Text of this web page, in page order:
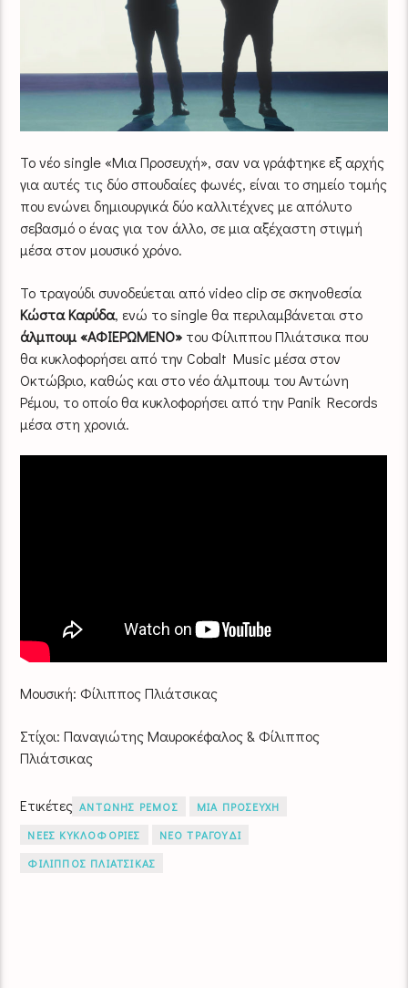
Το νέο single «Μια Προσευχή», σαν να γράφτηκε εξ αρχής
για αυτές τις δύο σπουδαίες φωνές, είναι το σημείο τομής
που ενώνει δημιουργικά δύο καλλιτέχνες με απόλυτο
σεβασμό ο ένας για τον άλλο, σε μια αξέχαστη στιγμή
μέσα στον μουσικό χρόνο.
Το τραγούδι συνοδεύεται από video clip σε σκηνοθεσία
Κώστα Καρύδα, ενώ το single θα περιλαμβάνεται στο
άλμπουμ «ΑΦΙΕΡΩΜΕΝΟ» του Φίλιππου Πλιάτσικα που
θα κυκλοφορήσει από την Cobalt Music μέσα στον
Οκτώβριο, καθώς και στο νέο άλμπουμ του Αντώνη
Ρέμου, το οποίο θα κυκλοφορήσει από την Panik Records
μέσα στη χρονιά.
Μουσική: Φίλιππος Πλιάτσικας
Στίχοι: Παναγιώτης Μαυροκέφαλος & Φίλιππος
Πλιάτσικας
Ετικέτες ΑΝΤΩΝΗΣ ΡΕΜΟΣ
ΜΙΑ ΠΡΟΣΕΥΧΗ
ΝΕΕΣ ΚΥΚΛΟΦΟΡΙΕΣ
ΝΕΟ ΤΡΑΓΟΥΔΙ
ΦΙΛΙΠΠΟΣ ΠΛΙΑΤΣΙΚΑΣ